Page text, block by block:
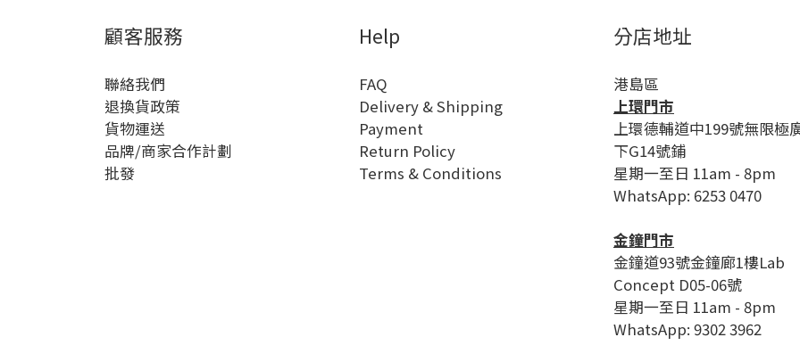
顧客服務
聯絡我們
退換貨政策
貨物運送
品牌/商家合作計劃
批發
Help
FAQ
Delivery & Shipping
Payment
Return Policy
Terms & Conditions
分店地址
港島區
上環門市
上環德輔道中199號無限極
下G14號鋪
星期一至日 11am - 8pm
WhatsApp: 6253 0470
金鐘門市
金鐘道93號金鐘廊1樓Lab
Concept D05-06號
星期一至日 11am - 8pm
WhatsApp: 9302 3962